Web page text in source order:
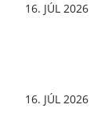
16. JÚL 2026
16. JÚL 2026